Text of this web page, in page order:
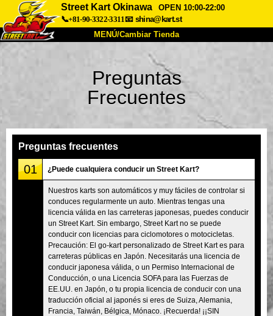
Street Kart Okinawa
OPEN 10:00-22:00
📞+81-90-3322-3311📧 shina@kart.st
MENÚ/Cambiar Tienda
INICIO
Especificaciones
Testimonios
Cambiar Tienda
Tokyo Shinagawa
Tokyo Shibuya Annex Tokyo Bay
Tokyo Asakusa Osaka
Okinawa
Preguntas
Frecuentes
Preguntas frecuentes
01 ¿Puede cualquiera conducir un Street Kart?
Nuestros karts son automáticos y muy fáciles de controlar si
conduces regularmente un auto. Mientras tengas una
licencia válida en las carreteras japonesas, puedes conducir
un Street Kart. Sin embargo, Street Kart no se puede
conducir con licencias para ciclomotores o motocicletas.
Precaución: El go-kart personalizado de Street Kart es para
carreteras públicas en Japón. Necesitarás una licencia de
conducir japonesa válida, o un Permiso Internacional de
Conducción, o una Licencia SOFA para las Fuerzas de
EE.UU. en Japón, o tu propia licencia de conducir con una
traducción oficial al japonés si eres de Suiza, Alemania,
Francia, Taiwán, Bélgica, Mónaco. ¡Recuerda! ¡¡SIN